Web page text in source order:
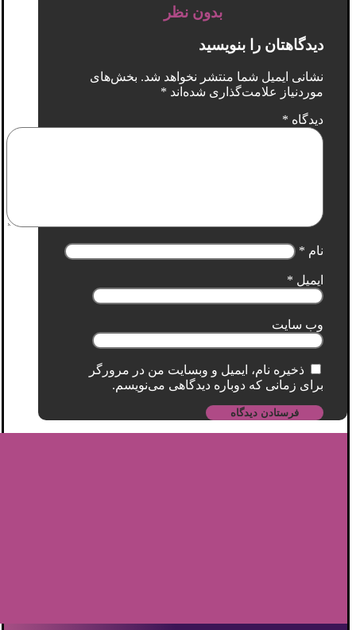
بدون نظر
دیدگاهتان را بنویسید
نشانی ایمیل شما منتشر نخواهد شد. بخش‌های
موردنیاز علامت‌گذاری شده‌اند *
دیدگاه *
نام *
ایمیل *
وب‌ سایت
ذخیره نام، ایمیل و وبسایت من در مرورگر
برای زمانی که دوباره دیدگاهی می‌نویسم.